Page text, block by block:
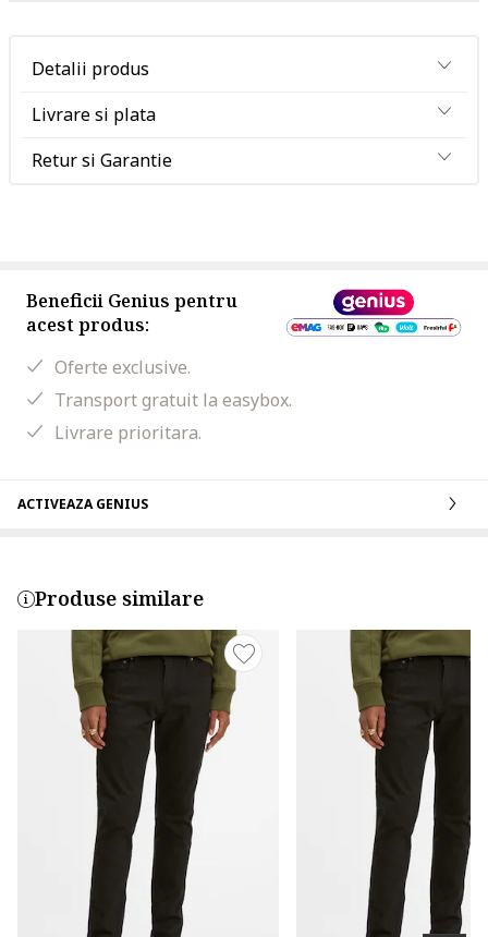
Detalii produs
Livrare si plata
Retur si Garantie
Beneficii Genius pentru
acest produs:
Oferte exclusive.
Transport gratuit la easybox.
Livrare prioritara.
ACTIVEAZA GENIUS
Produse similare